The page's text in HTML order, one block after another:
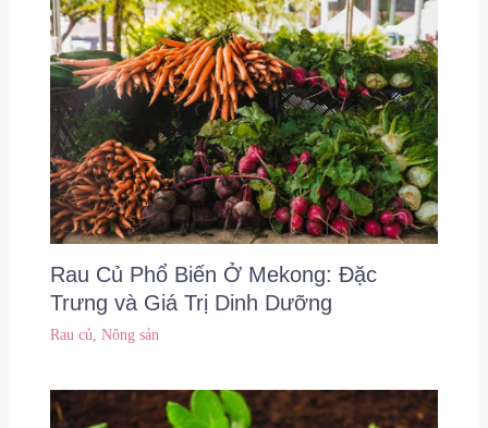
Rau Củ Phổ Biến Ở Mekong: Đặc
Trưng và Giá Trị Dinh Dưỡng
Rau củ, Nông sản